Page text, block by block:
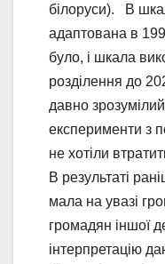
білоруси). В
адаптована в
було, і шкала
розділення до
давно
експерименти з
не хотіли
В результаті
мала на увазі
громадян іншої
інтерпретацію